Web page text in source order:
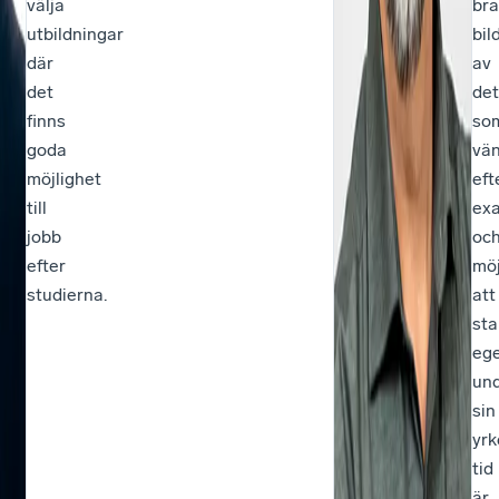
välja
utbildningar
där
det
finns
goda
möjlighet
till
jobb
efter
studierna.
bra
av
det
att
sin
tid